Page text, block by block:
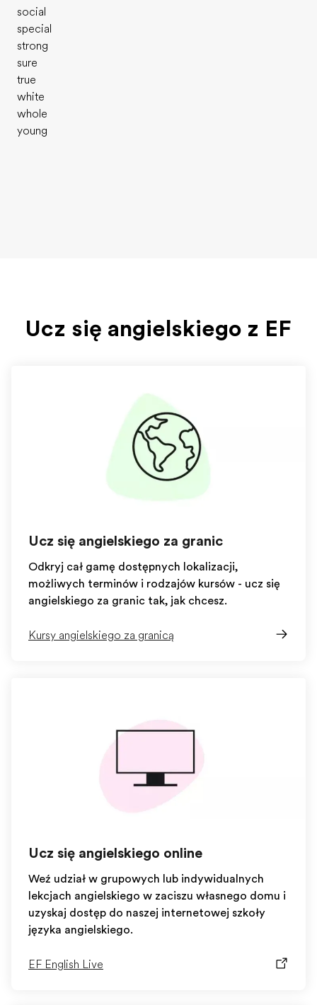
social
special
strong
sure
true
white
whole
young
Ucz się angielskiego z EF
Ucz się angielskiego za granicą
Odkryj całą gamę dostępnych lokalizacji,
możliwych terminów i rodzajów kursów - ucz się
angielskiego za granicą tak, jak chcesz.
Kursy angielskiego za granicą
Ucz się angielskiego online
Weź udział w grupowych lub indywidualnych
lekcjach angielskiego w zaciszu własnego domu i
uzyskaj dostęp do naszej internetowej szkoły
języka angielskiego.
EF English Live